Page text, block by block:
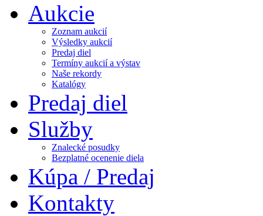
Aukcie
Zoznam aukcií
Výsledky aukcií
Predaj diel
Termíny aukcií a výstav
Naše rekordy
Katalógy
Predaj diel
Služby
Znalecké posudky
Bezplatné ocenenie diela
Kúpa / Predaj
Kontakty